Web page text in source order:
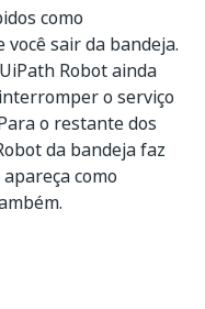
como
você sair da bandeja.
Robot ainda
o serviço
o restante dos
da bandeja faz
como